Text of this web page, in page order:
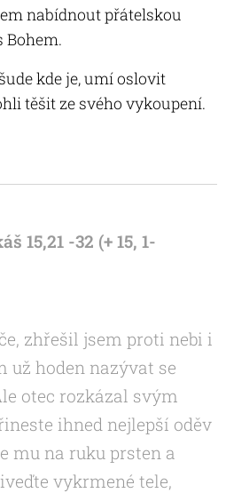
nabídnout přátelskou
Bohem.
kde je, umí oslovit
těšit ze svého vykoupení.
15,21 -32 (+ 15, 1-
zhřešil jsem proti nebi i
už hoden nazývat se
otec rozkázal svým
ihned nejlepší oděv
mu na ruku prsten a
vykrmené tele,